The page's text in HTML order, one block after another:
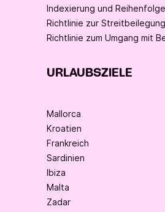
Indexierung und
Richtlinie zur Streitbeilegung
Richtlinie zum Umgang mit
URLAUBSZIELE
Mallorca
Kroatien
Frankreich
Sardinien
Ibiza
Malta
Zadar